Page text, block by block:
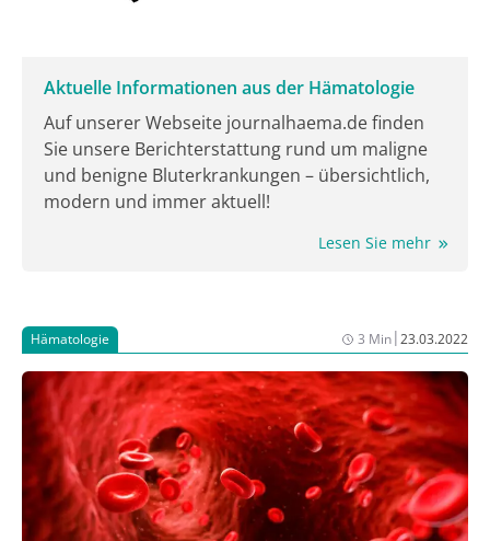
Aktuelle Informationen aus der Hämatologie
Auf unserer Webseite journalhaema.de finden
Sie unsere Berichterstattung rund um maligne
und benigne Bluterkrankungen – übersichtlich,
modern und immer aktuell!
Lesen Sie mehr
Hämatologie 3 Min|23.03.2022